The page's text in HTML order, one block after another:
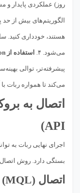
روز) عملکردی پایدار و
الگوریتم‌های بیش از حد
هستند، خودداری کنید.
می‌شود. ۴. استفاده از Walk-Forward Optimization:
پیشرفته‌تر، توالی
می‌کند تا همواره ربات
API)
اجرای نهایی ربات به
بستگی دارد. روش اتصال
اتصال MetaTrader (MQL)